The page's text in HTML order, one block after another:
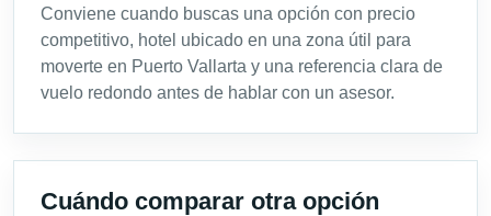
Conviene cuando buscas una opción con precio
competitivo, hotel ubicado en una zona útil para
moverte en Puerto Vallarta y una referencia clara de
vuelo redondo antes de hablar con un asesor.
Cuándo comparar otra opción